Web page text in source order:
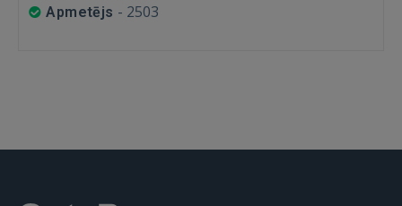
Vēl neesat reģistrējies?
Apmetējs - 2503